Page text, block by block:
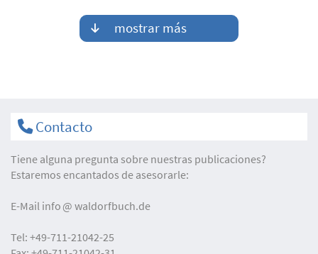
mostrar más
Contacto
Tiene alguna pregunta sobre nuestras publicaciones?
Estaremos encantados de asesorarle:
E-Mail info waldorfbuch.de
Tel: +49-711-21042-25